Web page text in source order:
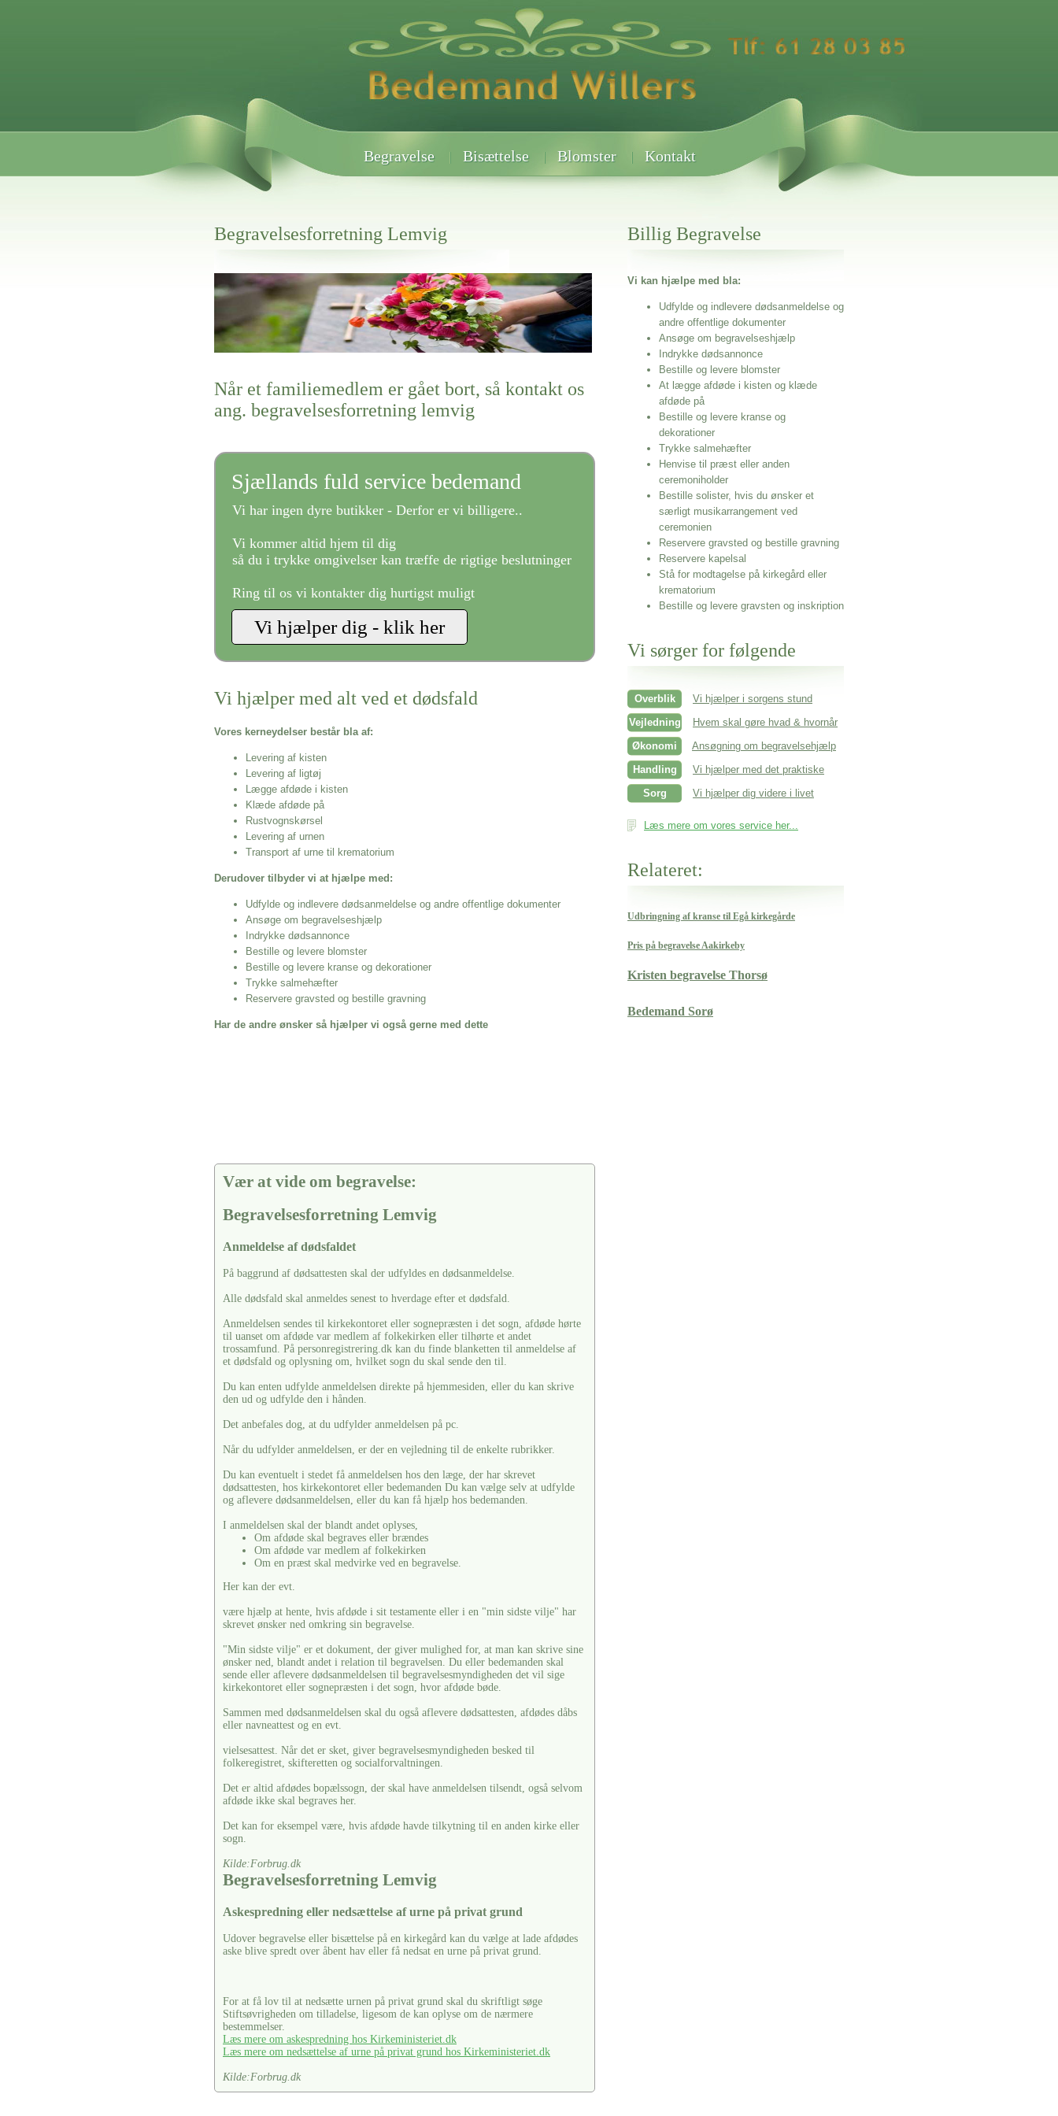
Begravelse Bisættelse Blomster Kontakt
Begravelsesforretning Lemvig
Her hos os får du altid en god afslutning når det gælder
Begravelsesforretning Lemvig
vi hjælper i alle faser af begravelsel
Når et familiemedlem er gået bort, så kontakt os
ang. begravelsesforretning lemvig
Sjællands fuld service bedemand
Vi har ingen dyre butikker - Derfor er vi billigere..
Vi kommer altid hjem til dig
så du i trykke omgivelser kan træffe de rigtige beslutninger
Ring til os vi kontakter dig hurtigst muligt
Vi hjælper med alt ved et dødsfald
Vores kerneydelser består bla af:
Levering af kisten
Levering af ligtøj
Lægge afdøde i kisten
Klæde afdøde på
Rustvognskørsel
Levering af urnen
Transport af urne til krematorium
Derudover tilbyder vi at hjælpe med:
Udfylde og indlevere dødsanmeldelse og andre offentlige dokumenter
Ansøge om begravelseshjælp
Indrykke dødsannonce
Bestille og levere blomster
Bestille og levere kranse og dekorationer
Trykke salmehæfter
Reservere gravsted og bestille gravning
Har de andre ønsker så hjælper vi også gerne med dette
Vær at vide om begravelse:
Begravelsesforretning Lemvig
Anmeldelse af dødsfaldet
På baggrund af dødsattesten skal der udfyldes en dødsanmeldelse.
Alle dødsfald skal anmeldes senest to hverdage efter et dødsfald.
Anmeldelsen sendes til kirkekontoret eller sognepræsten i det sogn, afdøde hørte
til uanset om afdøde var medlem af folkekirken eller tilhørte et andet
trossamfund. På personregistrering.dk kan du finde blanketten til anmeldelse af
et dødsfald og oplysning om, hvilket sogn du skal sende den til.
Du kan enten udfylde anmeldelsen direkte på hjemmesiden, eller du kan skrive
den ud og udfylde den i hånden.
Det anbefales dog, at du udfylder anmeldelsen på pc.
Når du udfylder anmeldelsen, er der en vejledning til de enkelte rubrikker.
Du kan eventuelt i stedet få anmeldelsen hos den læge, der har skrevet
dødsattesten, hos kirkekontoret eller bedemanden Du kan vælge selv at udfylde
og aflevere dødsanmeldelsen, eller du kan få hjælp hos bedemanden.
I anmeldelsen skal der blandt andet oplyses,
Om afdøde skal begraves eller brændes
Om afdøde var medlem af folkekirken
Om en præst skal medvirke ved en begravelse.
Her kan der evt.
være hjælp at hente, hvis afdøde i sit testamente eller i en "min sidste vilje" har
skrevet ønsker ned omkring sin begravelse.
"Min sidste vilje" er et dokument, der giver mulighed for, at man kan skrive sine
ønsker ned, blandt andet i relation til begravelsen. Du eller bedemanden skal
sende eller aflevere dødsanmeldelsen til begravelsesmyndigheden det vil sige
kirkekontoret eller sognepræsten i det sogn, hvor afdøde bøde.
Sammen med dødsanmeldelsen skal du også aflevere dødsattesten, afdødes dåbs
eller navneattest og en evt.
vielsesattest. Når det er sket, giver begravelsesmyndigheden besked til
folkeregistret, skifteretten og socialforvaltningen.
Det er altid afdødes bopælssogn, der skal have anmeldelsen tilsendt, også selvom
afdøde ikke skal begraves her.
Det kan for eksempel være, hvis afdøde havde tilkytning til en anden kirke eller
sogn.
Kilde:Forbrug.dk
Begravelsesforretning Lemvig
Askespredning eller nedsættelse af urne på privat grund
Udover begravelse eller bisættelse på en kirkegård kan du vælge at lade afdødes
aske blive spredt over åbent hav eller få nedsat en urne på privat grund.
For at få lov til at nedsætte urnen på privat grund skal du skriftligt søge
Stiftsøvrigheden om tilladelse, ligesom de kan oplyse om de nærmere
bestemmelser.
Læs mere om askespredning hos Kirkeministeriet.dk
Læs mere om nedsættelse af urne på privat grund hos Kirkeministeriet.dk
Kilde:Forbrug.dk
Billig Begravelse
Vi kan hjælpe med bla:
Udfylde og indlevere dødsanmeldelse og
andre offentlige dokumenter
Ansøge om begravelseshjælp
Indrykke dødsannonce
Bestille og levere blomster
At lægge afdøde i kisten og klæde
afdøde på
Bestille og levere kranse og
dekorationer
Trykke salmehæfter
Henvise til præst eller anden
ceremoniholder
Bestille solister, hvis du ønsker et
særligt musikarrangement ved
ceremonien
Reservere gravsted og bestille gravning
Reservere kapelsal
Stå for modtagelse på kirkegård eller
krematorium
Bestille og levere gravsten og inskription
Vi sørger for følgende
Overblik
Vi hjælper i sorgens stund
Vejledning
Hvem skal gøre hvad & hvornår
Økonomi
Ansøgning om begravelsehjælp
Handling
Vi hjælper med det praktiske
Sorg
Vi hjælper dig videre i livet
Læs mere om vores service her...
Relateret:
Udbringning af kranse til Egå kirkegårde
Pris på begravelse Aakirkeby
Kristen begravelse Thorsø
Bedemand Sorø